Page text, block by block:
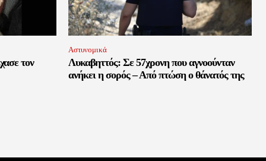
τον
Αστυνομικά
Λυκαβηττός: Σε 57χρονη που αγνοούνταν
ανήκει η σορός – Από πτώση ο θάνατός της